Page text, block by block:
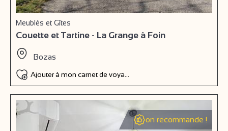
Meublés et Gîtes
Couette et Tartine - La Grange à Foin
Bozas
Ajouter à mon carnet de voyage
on recommande !